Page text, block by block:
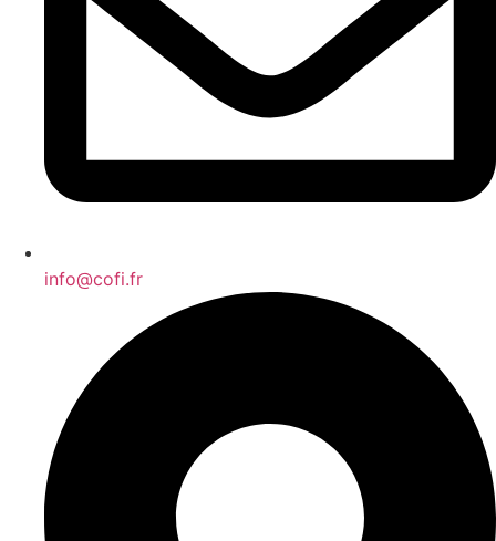
info@cofi.fr